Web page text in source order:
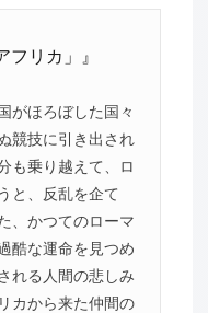
フリカ」』
がほろぼした国々
競技に引き出され
も乗り越えて、ロ
と、反乱を企て
、かつてのローマ
酷な運命を見つめ
れる人間の悲しみ
カから来た仲間の